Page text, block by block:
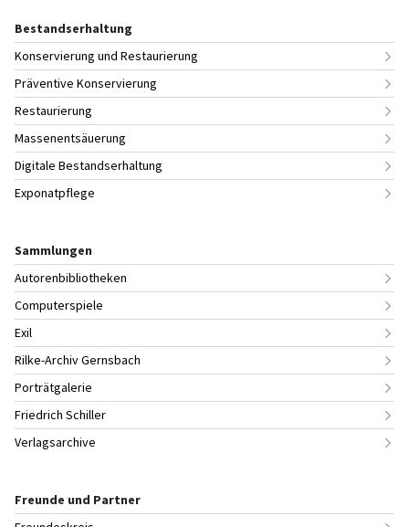
Bestandserhaltung
Konservierung und Restaurierung
Präventive Konservierung
Restaurierung
Massenentsäuerung
Digitale Bestandserhaltung
Exponatpflege
Sammlungen
Autorenbibliotheken
Computerspiele
Exil
Rilke-Archiv Gernsbach
Porträtgalerie
Friedrich Schiller
Verlagsarchive
Freunde und Partner